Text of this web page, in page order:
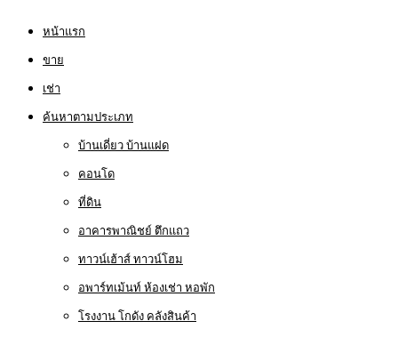
หน้าแรก
ขาย
เช่า
ค้นหาตามประเภท
บ้านเดี่ยว บ้านแฝด
คอนโด
ที่ดิน
อาคารพาณิชย์ ตึกแถว
ทาวน์เฮ้าส์ ทาวน์โฮม
อพาร์ทเม้นท์ ห้องเช่า หอพัก
โรงงาน โกดัง คลังสินค้า